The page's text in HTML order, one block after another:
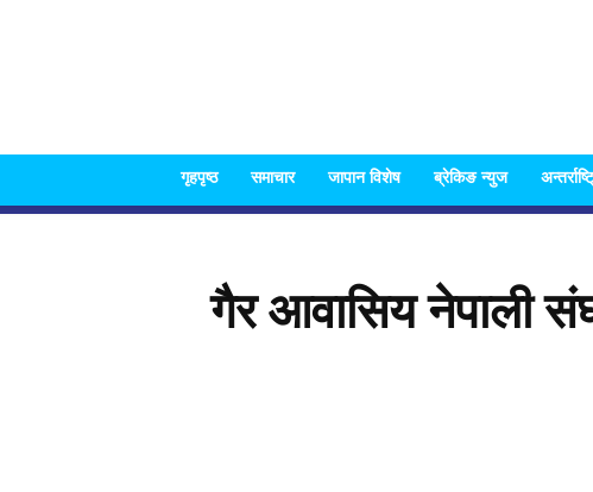
गृहपृष्ठ समाचार जापान विशेष ब्रेकिङ न्युज
गैर आवासिय नेपाली